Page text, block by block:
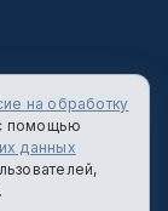
на обработку
помощью
данных